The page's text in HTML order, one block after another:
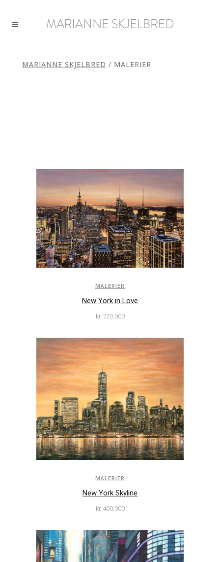
MARIANNE SKJELBRED / MALERIER
MALERIER
New York in Love
kr720.000
MALERIER
New York Skyline
kr400.000